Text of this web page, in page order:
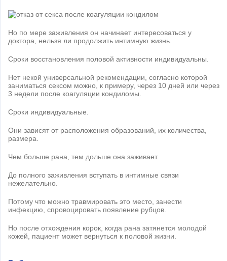
Но по мере заживления он начинает интересоваться у
доктора, нельзя ли продолжить интимную жизнь.
Сроки восстановления половой активности индивидуальны.
Нет некой универсальной рекомендации, согласно которой
заниматься сексом можно, к примеру, через 10 дней или через
3 недели после коагуляции кондиломы.
Сроки индивидуальные.
Они зависят от расположения образований, их количества,
размера.
Чем больше рана, тем дольше она заживает.
До полного заживления вступать в интимные связи
нежелательно.
Потому что можно травмировать это место, занести
инфекцию, спровоцировать появление рубцов.
Но после отхождения корок, когда рана затянется молодой
кожей, пациент может вернуться к половой жизни.